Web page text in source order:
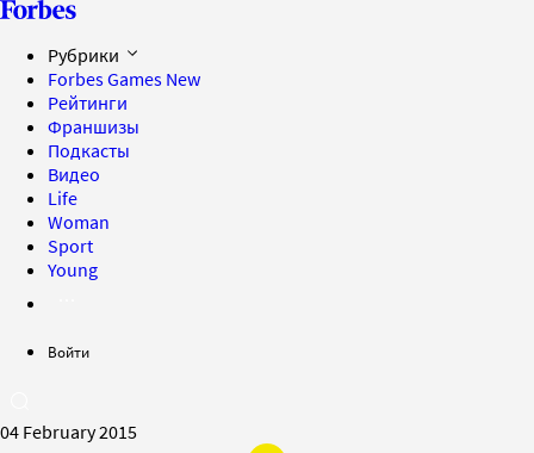
Рубрики
Forbes Games New
Рейтинги
Франшизы
Подкасты
Видео
Life
Woman
Sport
Young
Войти
04 February 2015